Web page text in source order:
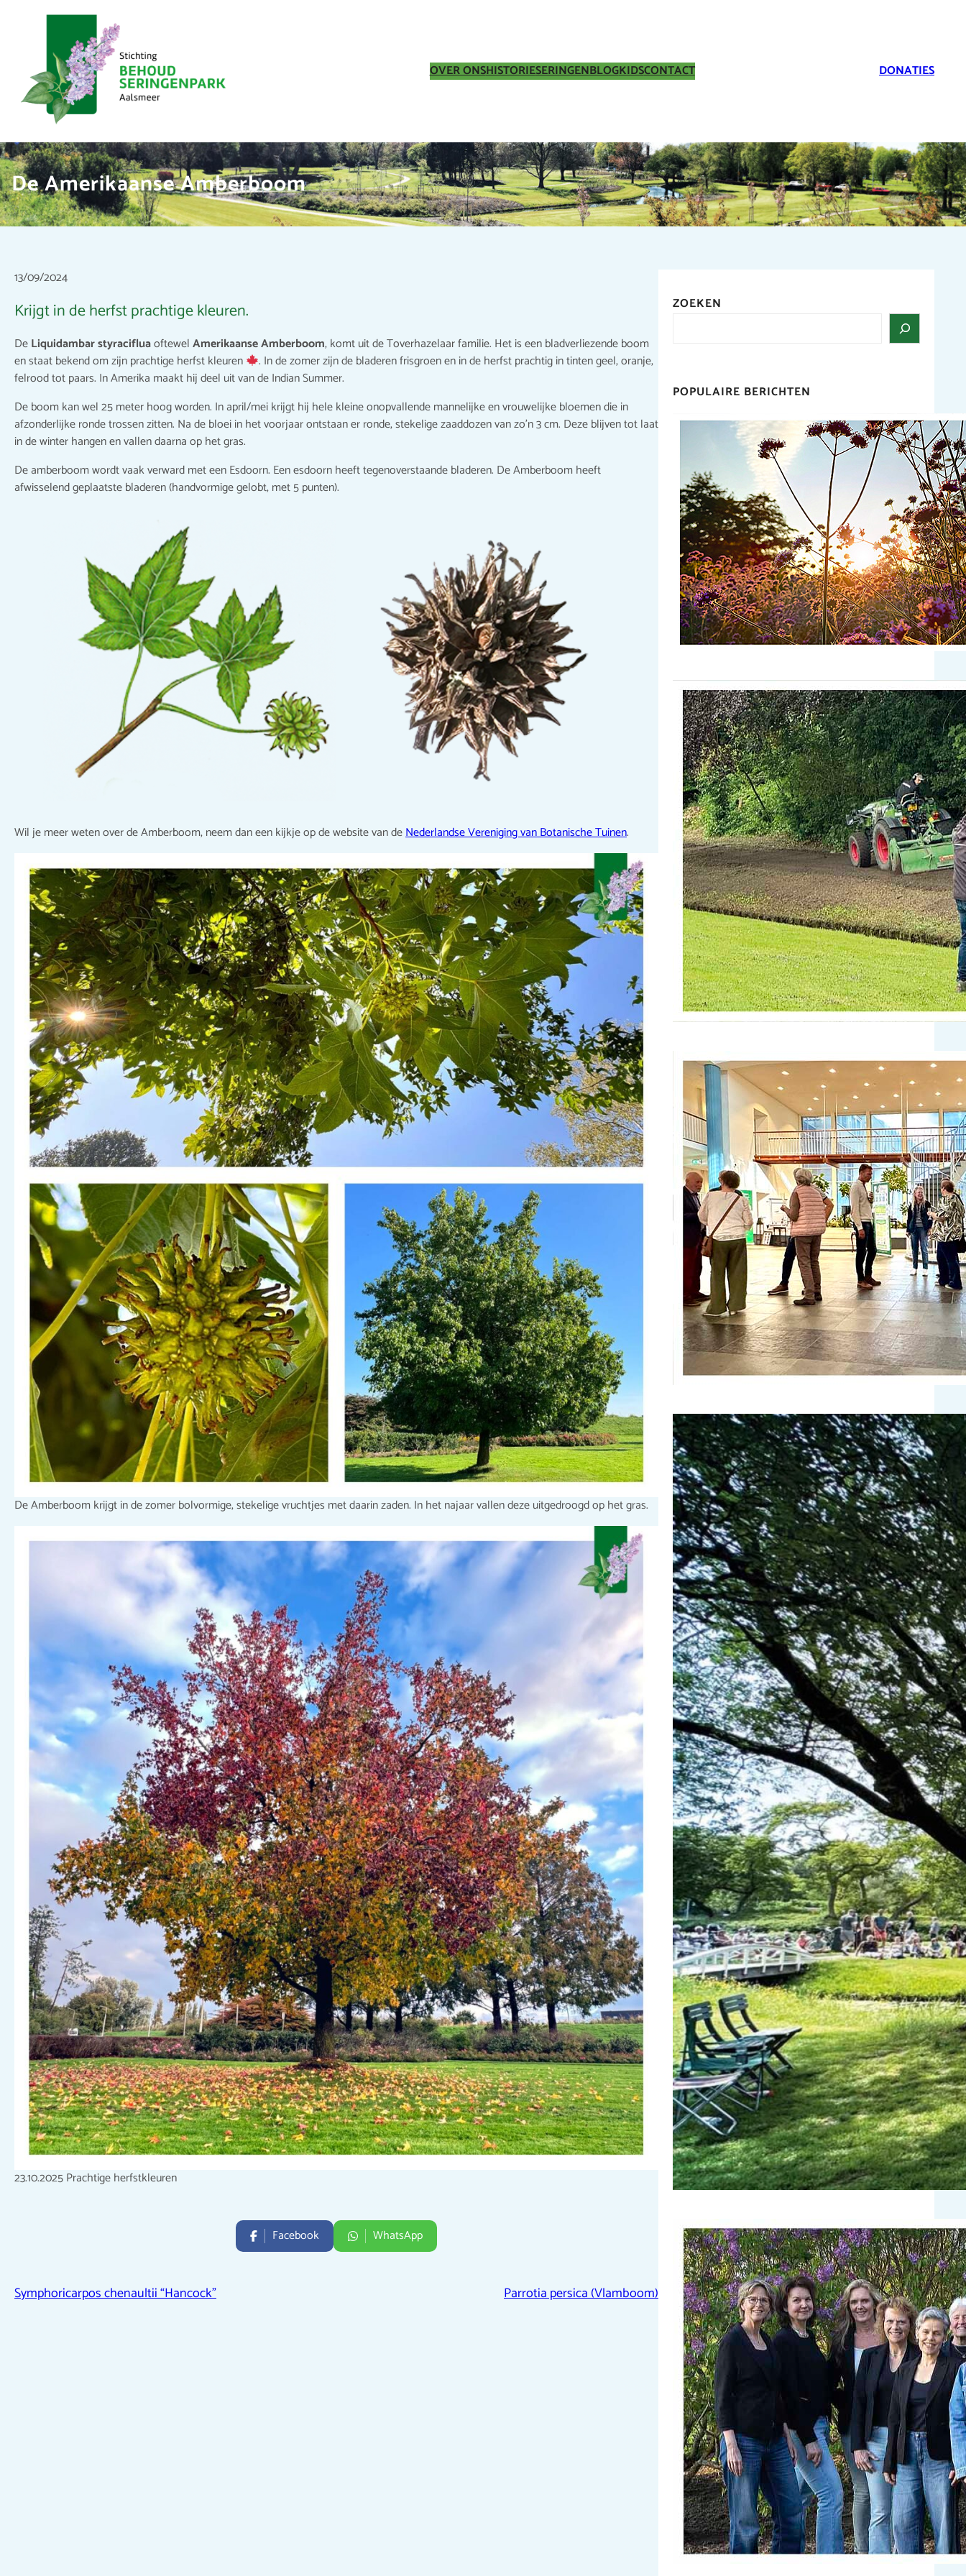
OVER ONSHISTORIESERINGENBLOGKIDSCONTACT DONATIES
De Amerikaanse Amberboom
13/09/2024
Krijgt in de herfst prachtige kleuren.
DeLiquidambar styracifluaoftewelAmerikaanse Amberboom, komt uit de Toverhazelaar familie. Het is een bladverliezende boom
en staat bekend om zijn prachtige herfst kleuren
. In de zomer zijn de bladeren frisgroen en in de herfst prachtig in tinten geel, oranje,
felrood tot paars. In Amerika maakt hij deel uit van de Indian Summer.
De boom kan wel 25 meter hoog worden. In april/mei krijgt hij hele kleine onopvallende mannelijke en vrouwelijke bloemen die in
afzonderlijke ronde trossen zitten. Na de bloei in het voorjaar ontstaan er ronde, stekelige zaaddozen van zo’n 3 cm. Deze blijven tot laat
in de winter hangen en vallen daarna op het gras.
De amberboom wordt vaak verward met een Esdoorn. Een esdoorn heeft tegenoverstaande bladeren. De Amberboom heeft
afwisselend geplaatste bladeren (handvormige gelobt, met 5 punten).
Wil je meer weten over de Amberboom, neem dan een kijkje op de website van deNederlandse Vereniging van Botanische Tuinen.
De Amberboom krijgt in de zomer bolvormige, stekelige vruchtjes met daarin zaden. In het najaar vallen deze uitgedroogd op het gras.
23.10.2025 Prachtige herfstkleuren
Facebook WhatsApp
Symphoricarpos chenaultii “Hancock” Parrotia persica (Vlamboom)
ZOEKEN
POPULAIRE BERICHTEN
Droogte in het park
Het is warm in Nederland en dat is ook
goed zichtbaar in het
Seringenpark.Daarom krijgt de nieuwe
aanplant tijdens een droge periode af en
toe een extra emmertje water van onze
vrijwilligers
Wilt u ook een
‘emmertje’ bijdragen? Vrijwilligers zijn altijd
van harte welkom.
Aanmelden kan
bij Magda via
seringenparkaalsmeer@gmail.com
Bijdrage van ‘Betrekken bij Groen Fonds’
Loonbedrijf Van Wieringen heeft het talud
bij de begraafplaats opnieuw vrijgemaakt
van onkruid en bramen.Het blijft een
uitdagend, schaduwrijk stuk grond dat
extra aandacht vraagt. Eerdere beplanting
sloeg helaas niet goed aan, mede doordat
jonge planten en bloembollen werden
aangetast door dieren zoals de veenmol.
Met een plan dat onze vrijwilliger Martin
Smit heeft uitgewerkt, willen…
De expositie in de Burgerzaal is
geopend!
Onder het genot van een glas prosecco en
een kleine picknick tussen de foto’s in de
Burgerzaal hebben we samen met de
fotografen van Fotogroep Aalsmeer en de
vijf deelnemende bruidsparen van de
trouwfoto-remake de opening van de
expositie gevierd. Wat begon als een
eenvoudig idee – het opnieuw fotograferen
van trouwfoto’s die ooit in…
Wat hebben we genoten!
Het prachtige zomerweer, een geweldige
opkomst en een fantastische sfeer: ‘Zingen
tussen de seringen’ was een groot succes!
We vonden het geweldig om
zoveel mensen te zien genieten in het
Seringenpark.. Kleedjes op het gras,
meegebrachte stoeltjes en lekkers. Samen
in de schaduw van de bomen en luisteren
naar prachtige a capella klanken en
indrukwekkende…
Davanti, 30 mei ‘zingen tussen de
seringen’
Zet zaterdag 30 mei alvast in uw agenda
want Davanti komt dan ‘zingen tussen de
Seringen’! Geniet van tijdloze klassiekers
rond de vijver in het park. Met een speciale
bijdrage van onze dorpsdichter Marcel
Harting. Neem een kleedje of stoeltje mee
(misschien wat lekkers) en geniet! Start:
15.00 tot 16.00 uur Locatie: bij de grote…